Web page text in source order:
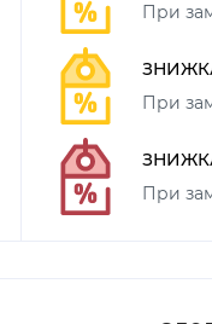
При
При
При